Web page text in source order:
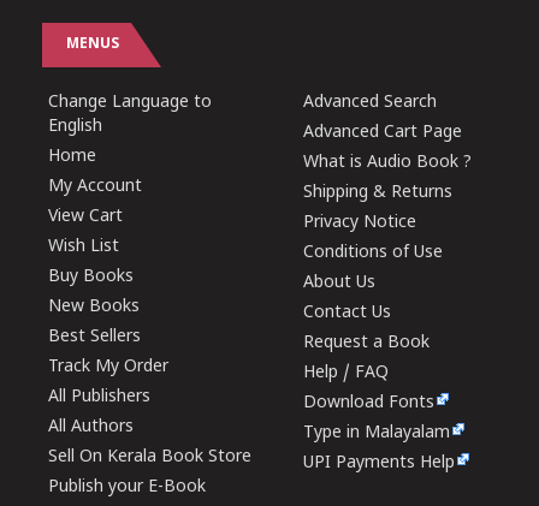
MENUS
Change Language to
English
Home
My Account
View Cart
Wish List
Buy Books
New Books
Best Sellers
Track My Order
All Publishers
All Authors
Sell On Kerala Book Store
Publish your E-Book
Advanced Search
Advanced Cart Page
What is Audio Book ?
Shipping & Returns
Privacy Notice
Conditions of Use
About Us
Contact Us
Request a Book
Help / FAQ
Download Fonts
Type in Malayalam
UPI Payments Help